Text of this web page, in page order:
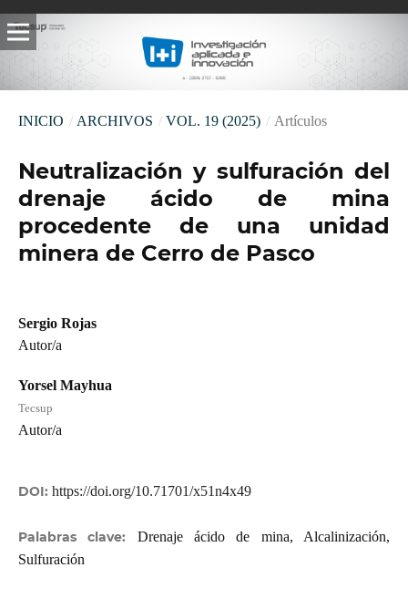
INICIO / ARCHIVOS / VOL. 19 (2025) / Artículos
Neutralización y sulfuración del
drenaje ácido de mina
procedente de una unidad
minera de Cerro de Pasco
Sergio Rojas
Autor/a
Yorsel Mayhua
Tecsup
Autor/a
DOI: https://doi.org/10.71701/x51n4x49
Palabras clave: Drenaje ácido de mina, Alcalinización,
Sulfuración